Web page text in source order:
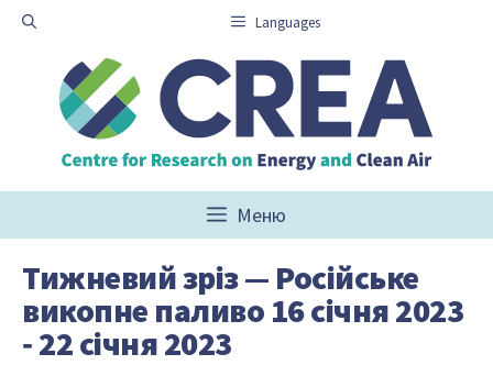
Перейти
Languages
Меню
Тижневий зріз — Російське
викопне паливо 16 січня 2023
‑ 22 січня 2023